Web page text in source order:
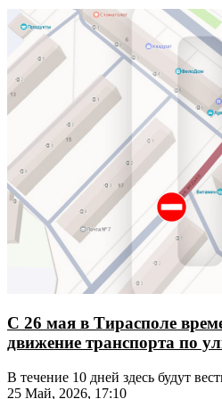
С 26 мая в Тирасполе
движение транспорта по
В течение 10 дней здесь будут
25 Май, 2026, 17:10